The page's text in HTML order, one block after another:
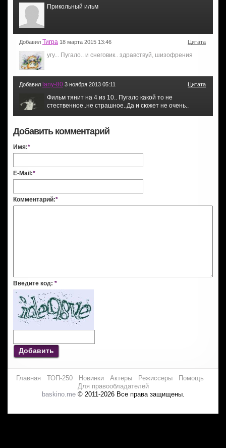
Прикольный ильм
Добавил Тигра 18 марта 2015 13:46 Цитата
угу... Пугало.. и снеговик.. здравствуй, шизофрения
Добавил lany-80 3 ноября 2013 05:11 Цитата
Фильм тянит на 4 из 10.. Пугало какой то не
стественное..не страшное..Да и сюжет не очень..
Добавить комментарий
Имя:*
E-Mail:*
Комментарий:*
Введите код: *
Добавить
Главная ТОП-250 Новинки Актеры Режиссеры
Помощь
Для правообладателей
baskino.me© 2011-2026 Все права защищены.